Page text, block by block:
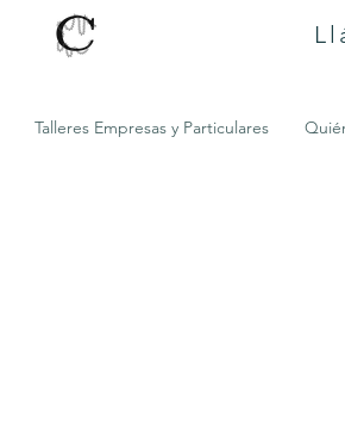
Talleres Empresas y Particulares